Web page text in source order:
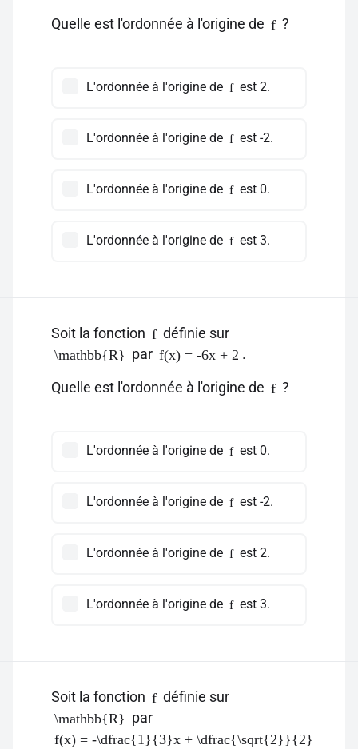
Quelle est l'ordonnée à l'origine de f ?
L'ordonnée à l'origine de f est 2.
L'ordonnée à l'origine de f est -2.
L'ordonnée à l'origine de f est 0.
L'ordonnée à l'origine de f est 3.
Soit la fonction f définie sur
\mathbb{R} par f(x) = -6x + 2 .
Quelle est l'ordonnée à l'origine de f ?
L'ordonnée à l'origine de f est 0.
L'ordonnée à l'origine de f est -2.
L'ordonnée à l'origine de f est 2.
L'ordonnée à l'origine de f est 3.
Soit la fonction f définie sur
\mathbb{R} par
f(x) = -\dfrac{1}{3}x + \dfrac{\sqrt{2}}{2}